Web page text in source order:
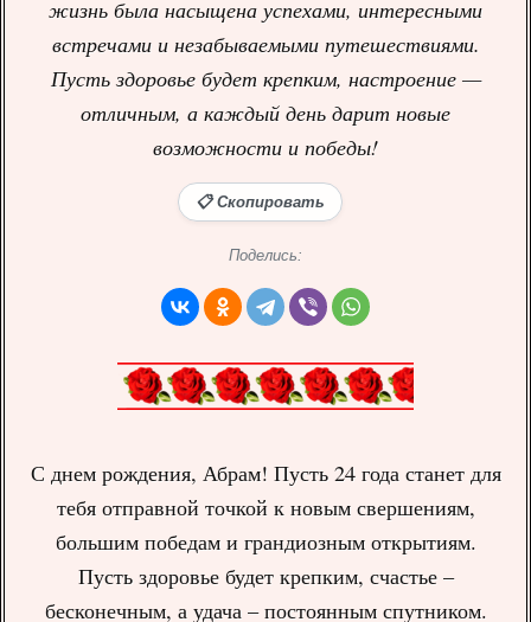
жизнь была насыщена успехами, интересными
встречами и незабываемыми путешествиями.
Пусть здоровье будет крепким, настроение —
отличным, а каждый день дарит новые
возможности и победы!
📋 Скопировать
Поделись:
С днем рождения, Абрам! Пусть 24 года станет для
тебя отправной точкой к новым свершениям,
большим победам и грандиозным открытиям.
Пусть здоровье будет крепким, счастье –
бесконечным, а удача – постоянным спутником.